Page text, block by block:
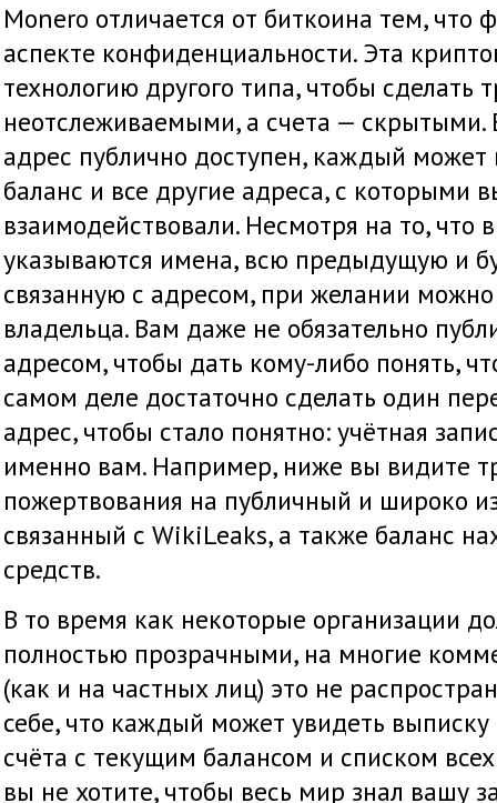
Monero отличается от биткоина тем, что
аспекте конфиденциальности. Эта
технологию другого типа, чтобы сделать
неотслеживаемыми, а счета — скрытыми.
адрес публично доступен, каждый
баланс и все другие адреса, с которыми
взаимодействовали. Несмотря на то, что
указываются имена, всю предыдущую и
связанную с адресом, при желании можно
владельца. Вам даже не обязательно
адресом, чтобы дать кому-либо понять,
самом деле достаточно сделать один
адрес, чтобы стало понятно: учётная
именно вам. Например, ниже вы видите
пожертвования на публичный и широко
связанный с WikiLeaks, а также баланс
средств.
В то время как некоторые организации
полностью прозрачными, на многие
(как и на частных лиц) это не
себе, что каждый может увидеть выписку
счёта с текущим балансом и списком
вы не хотите, чтобы весь мир знал вашу